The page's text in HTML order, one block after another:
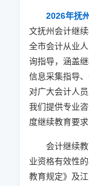
2026年抚
文抚州会计继
全市会计从业
询指导，涵盖
信息采集指导
对广大会计人
我们提供专业
度继续教育要
会计继续
业资格有效性
教育规定》及